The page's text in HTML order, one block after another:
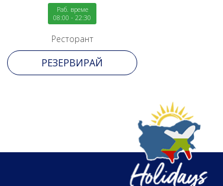
Раб. време
08:00 - 22:30
Ресторант
РЕЗЕРВИРАЙ